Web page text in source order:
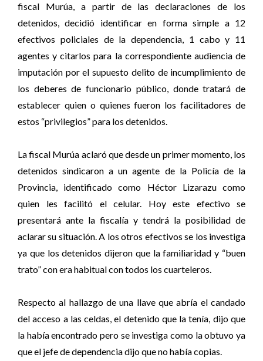
fiscal Murúa, a partir de las declaraciones de los
detenidos, decidió identificar en forma simple a 12
efectivos policiales de la dependencia, 1 cabo y 11
agentes y citarlos para la correspondiente audiencia de
imputación por el supuesto delito de incumplimiento de
los deberes de funcionario público, donde tratará de
establecer quien o quienes fueron los facilitadores de
estos “privilegios” para los detenidos.
La fiscal Murúa aclaró que desde un primer momento, los
detenidos sindicaron a un agente de la Policía de la
Provincia, identificado como Héctor Lizarazu como
quien les facilitó el celular. Hoy este efectivo se
presentará ante la fiscalía y tendrá la posibilidad de
aclarar su situación. A los otros efectivos se los investiga
ya que los detenidos dijeron que la familiaridad y “buen
trato” con era habitual con todos los cuarteleros.
Respecto al hallazgo de una llave que abría el candado
del acceso a las celdas, el detenido que la tenía, dijo que
la había encontrado pero se investiga como la obtuvo ya
que el jefe de dependencia dijo que no había copias.